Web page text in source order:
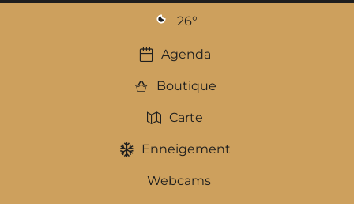
26°
Agenda
Boutique
Carte
Enneigement
Webcams